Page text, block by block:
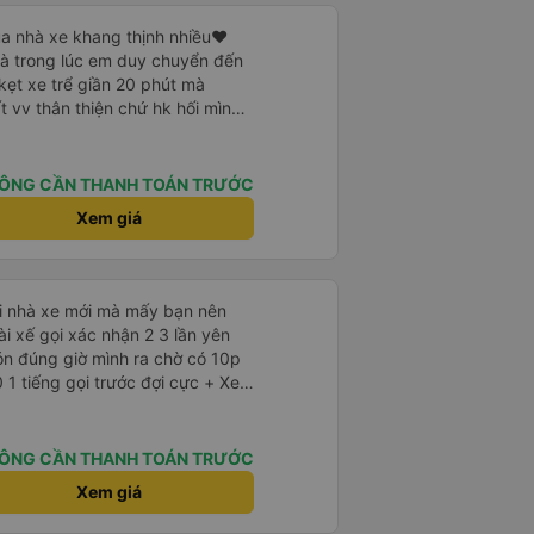
nhà xe khang thịnh nhiều❤️
trong lúc em duy chuyển đến
xe trể giần 20 phút mà
vv thân thiện chứ hk hối mình
xe dùng tới 3 trạm dùng chân
ở cây xăng .và 1 trạm. Dùng
ở cây xăng để xe nộp nhiên
hơn🥰
CẦN THANH TOÁN TRƯỚC
Xem giá
xe mới mà mấy bạn nên
đúng giờ mình ra chờ có 10p
gọi trước đợi cực + Xe
kỳ ưng mền gối trên xe luôn
êm cực. + Giường
ở trên không bị vướng chân
CẦN THANH TOÁN TRƯỚC
Xem giá